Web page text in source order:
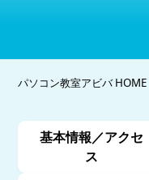
パソコン教室アビバ HOME
基本情報／アクセ
ス